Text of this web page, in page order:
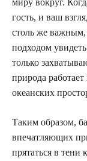
миру вокруг.
гость, и ваш
столь же
подходом
только
природа
океанских
Таким образом,
впечатляющих
прятаться в тени